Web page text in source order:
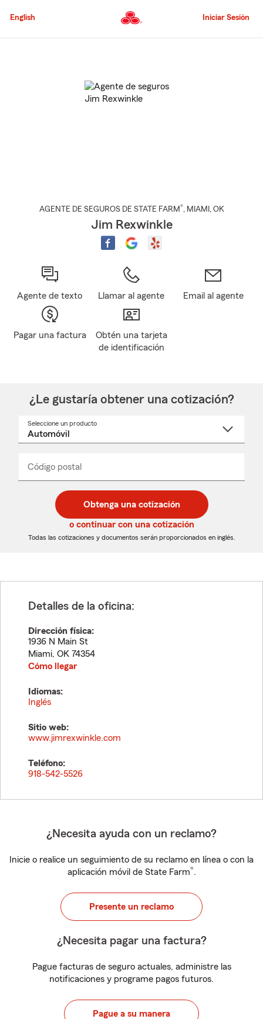
al
principal
English Iniciar Sesión
AGENTE DE SEGUROS DE STATE FARM®, MIAMI , OK
Jim Rexwinkle
Agente de texto Llamar al agente Email al agente
Pagar una factura
Obtén una tarjeta
de identificación
¿Le gustaría obtener una cotización?
Seleccione un producto
desplegable
Código postal
de
5
dígitos
de
5
dígitos
_____
Obtenga una cotización
o continuar con una cotización
Todas las cotizaciones y documentos serán proporcionados en inglés.
Detalles de la oficina:
Dirección física:
1936 N Main St
Miami, OK 74354
Cómo llegar
Idiomas:
Inglés
Sitio web:
www.jimrexwinkle.com
Teléfono:
918-542-5526
¿Necesita ayuda con un reclamo?
Inicie o realice un seguimiento de su reclamo en línea o con la
aplicación móvil de State Farm®.
Presente un reclamo
¿Necesita pagar una factura?
Pague facturas de seguro actuales, administre las
notificaciones y programe pagos futuros.
Pague a su manera